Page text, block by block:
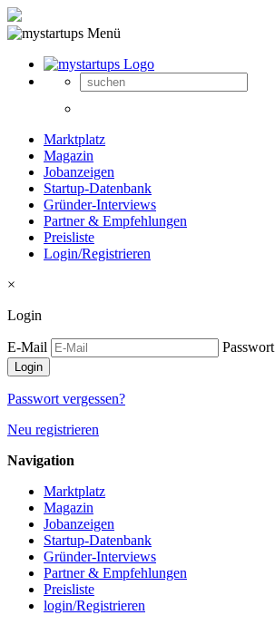
Marktplatz
Magazin
Jobanzeigen
Startup-Datenbank
Gründer-Interviews
Partner & Empfehlungen
Preisliste
Login/Registrieren
×
Login
E-Mail Passwort
Passwort vergessen?
Neu registrieren
Navigation
Marktplatz
Magazin
Jobanzeigen
Startup-Datenbank
Gründer-Interviews
Partner & Empfehlungen
Preisliste
login/Registrieren